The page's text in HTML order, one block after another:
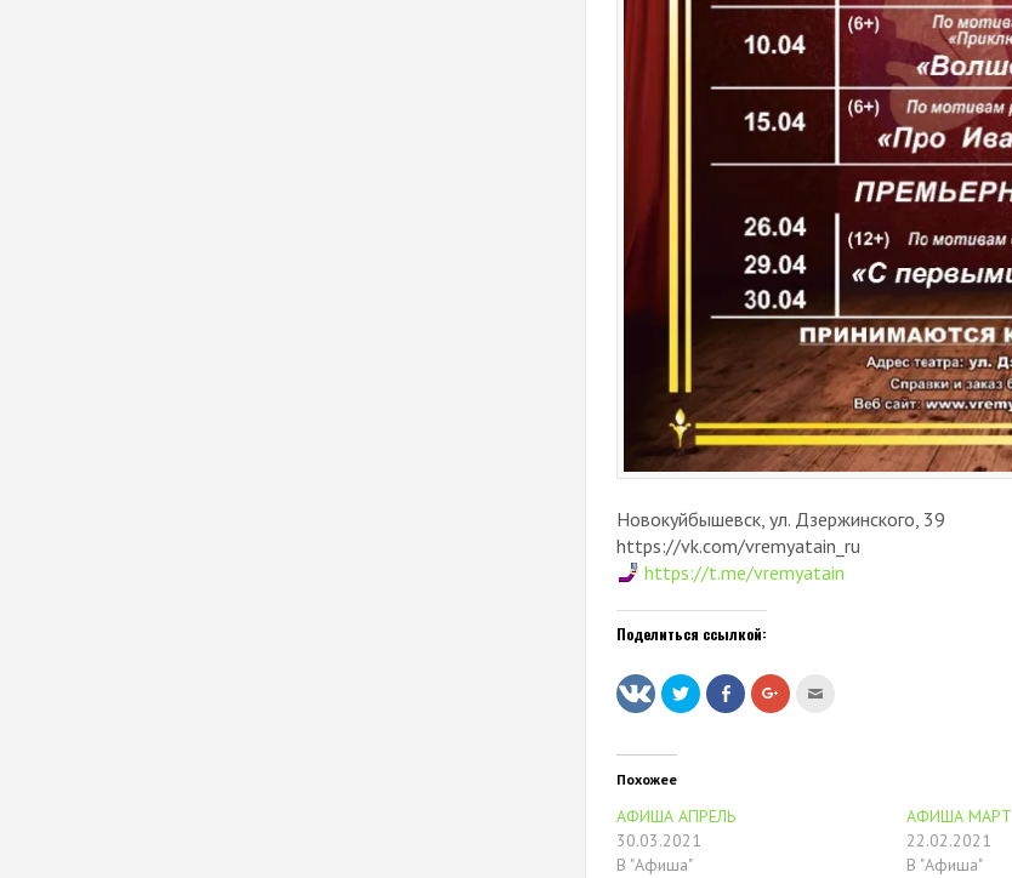
Новокуйбышевск, ул. Дзержинского, 39
https://vk.com/vremyatain_ru
https://t.me/vremyatain
Поделиться ссылкой:
Нажмите,
чтобы
поделиться
окне)
Нажмите
здесь,
чтобы
Нажмите,
чтобы
Похожее
АФИША АПРЕЛЬ
30.03.2021
В "Афиша"
АФИША МАРТ
22.02.2021
В "Афиша"